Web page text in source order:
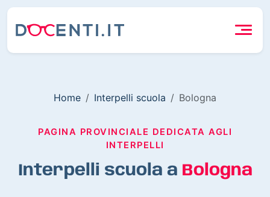
Home Interpelli scuola Bologna
PAGINA PROVINCIALE DEDICATA AGLI
INTERPELLI
Interpelli scuola a Bologna